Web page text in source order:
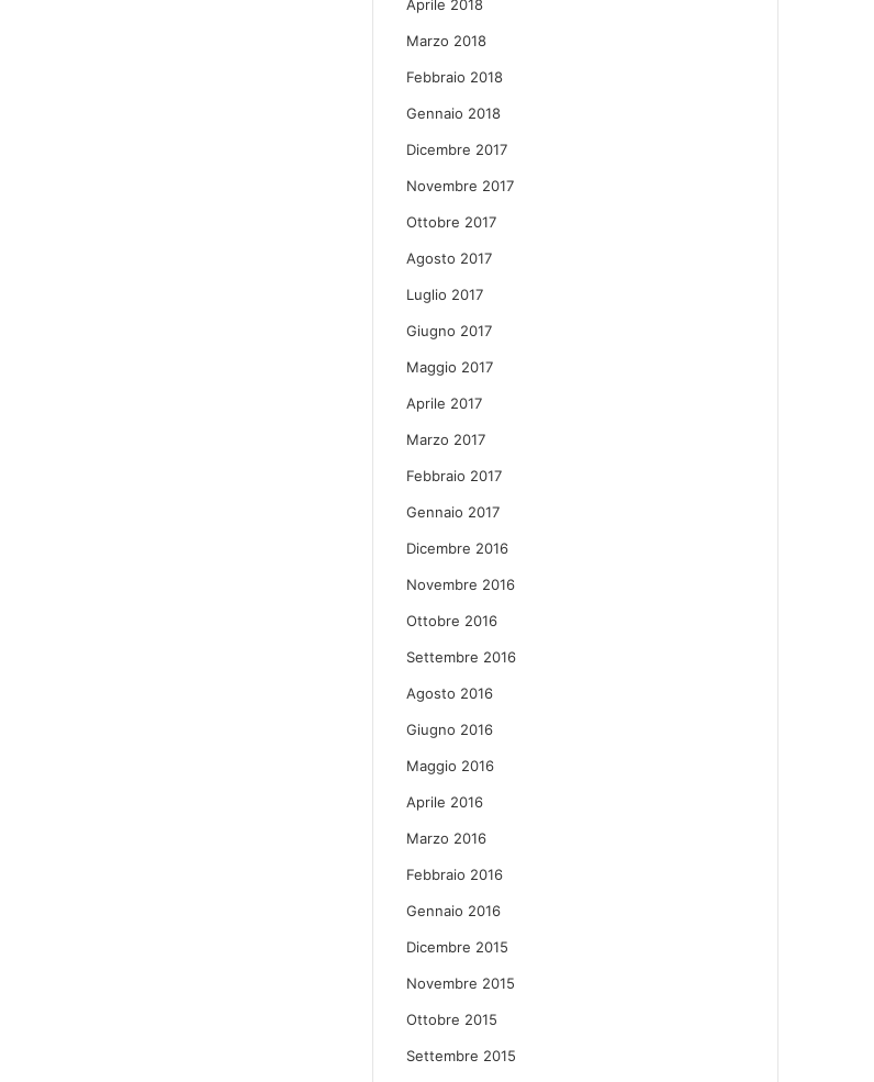
Aprile 2018
Marzo 2018
Febbraio 2018
Gennaio 2018
Dicembre 2017
Novembre 2017
Ottobre 2017
Agosto 2017
Luglio 2017
Giugno 2017
Maggio 2017
Aprile 2017
Marzo 2017
Febbraio 2017
Gennaio 2017
Dicembre 2016
Novembre 2016
Ottobre 2016
Settembre 2016
Agosto 2016
Giugno 2016
Maggio 2016
Aprile 2016
Marzo 2016
Febbraio 2016
Gennaio 2016
Dicembre 2015
Novembre 2015
Ottobre 2015
Settembre 2015